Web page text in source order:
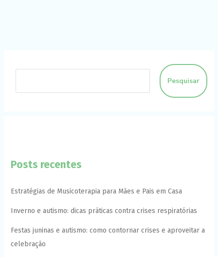
Pesquisar
Posts recentes
Estratégias de Musicoterapia para Mães e Pais em Casa
Inverno e autismo: dicas práticas contra crises respiratórias
Festas juninas e autismo: como contornar crises e aproveitar a
celebração